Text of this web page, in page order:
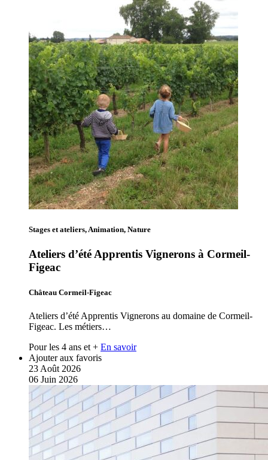
Stages et ateliers, Animation, Nature
Ateliers d’été Apprentis Vignerons à Cormeil-
Figeac
Château Cormeil-Figeac
Ateliers d’été Apprentis Vignerons au domaine de Cormeil-
Figeac. Les métiers…
Pour les 4 ans et + En savoir
Ajouter aux favoris
23 Août 2026
06 Juin 2026